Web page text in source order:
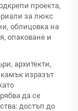
проекта,
за люкс
облицовка на
опаковане и
архитекти,
изразът
да се
достъп до